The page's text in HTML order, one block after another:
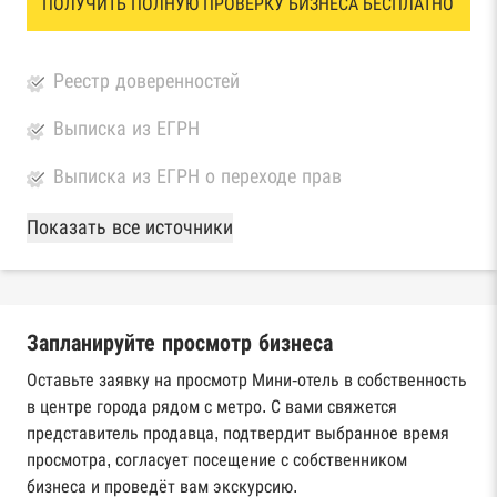
Реестр доверенностей
Выписка из ЕГРН
Выписка из ЕГРН о переходе прав
База Росстата
Реестры ЕГРЮЛ и ЕГРИП Федеральной
Реестр государственных контрактов
Федерального казначейства
Картотека арбитражных дел Высшего
арбитражного суда
Показать все источники
Запланируйте просмотр бизнеса
Оставьте заявку на просмотр Мини-отель в собственность
в центре города рядом с метро. С вами свяжется
представитель продавца, подтвердит выбранное время
просмотра, согласует посещение с собственником
бизнеса и проведёт вам экскурсию.